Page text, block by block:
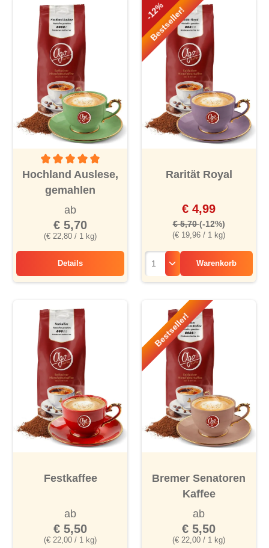
Durchschnittliche Bewertung von 5 von 5 Sternen
Hochland Auslese,
gemahlen
(€ 22,80 / 1 kg)
ab
€ 5,70
Details
Hochland Auslese, gemahlen
-12%
Bestseller!
Rarität Royal
(€ 19,96 / 1 kg)
€ 4,99
€ 5,70(-12%)
Warenkorb
Festkaffee
(€ 22,00 / 1 kg)
ab
€ 5,50
Bestseller!
Bremer Senatoren
Kaffee
(€ 22,00 / 1 kg)
ab
€ 5,50